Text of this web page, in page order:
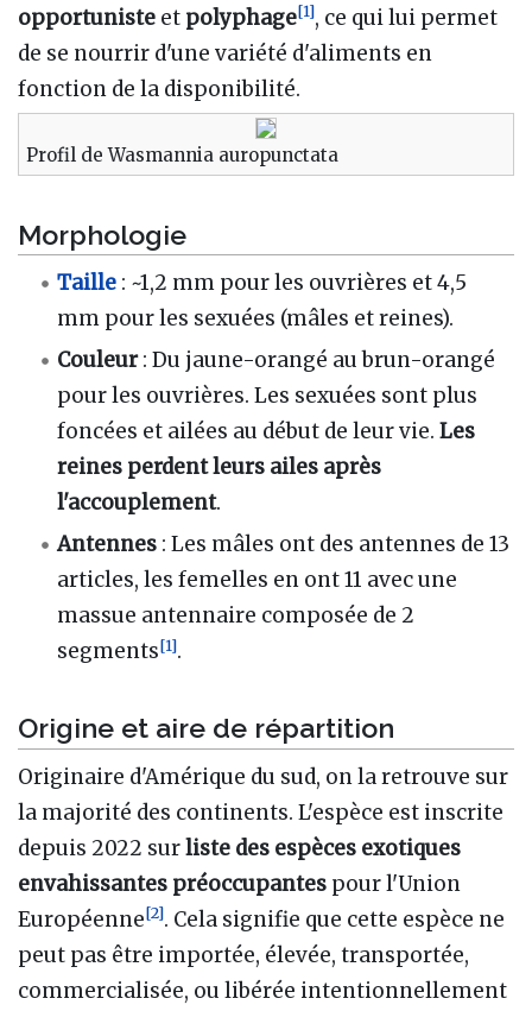
opportuniste et polyphage[1], ce qui lui permet
de se nourrir d'une variété d'aliments en
fonction de la disponibilité.
Profil de Wasmannia auropunctata
Morphologie
Taille : ~1,2 mm pour les ouvrières et 4,5
mm pour les sexuées (mâles et reines).
Couleur: Du jaune-orangé au brun-orangé
pour les ouvrières. Les sexuées sont plus
foncées et ailées au début de leur vie.Les
reines perdent leurs ailes après
l'accouplement.
Antennes : Les mâles ont des antennes de 13
articles, les femelles en ont 11 avec une
massue antennaire composée de 2
segments[1].
Origine et aire de répartition
Originaire d'Amérique du sud, on la retrouve sur
la majorité des continents. L'espèce est inscrite
depuis 2022 surliste des espèces exotiques
envahissantes préoccupantes pour l'Union
Européenne[2]. Cela signifie que cette espèce ne
peut pas être importée, élevée, transportée,
commercialisée, ou libérée intentionnellement